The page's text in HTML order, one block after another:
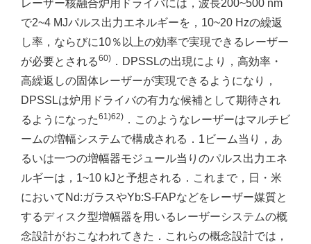
レーザー核融合炉用ドライバには，波長200~500 nm
で2~4 MJパルス出力エネルギーを，10~20 Hzの繰返
し率，ならびに10％以上の効率で実現できるレーザー
が必要とされる60) ．DPSSLの出現により，高効率・
高繰返しの固体レーザーが実現できるようになり，
DPSSLは炉用ドライバの有力な候補として期待され
るようになった61)62) ．このようなレーザーはマルチビ
ームの増幅システムで構成される．1ビーム当り，あ
るいは一つの増幅器モジュール当りのパルス出力エネ
ルギーは，1~10 kJと予想される．これまで，日・米
においてNd:ガラスやYb:S-FAPなどをレーザー媒質と
するディスク型増幅器を用いるレーザーシステムの概
念設計がおこなわれてきた．これらの概念設計では，